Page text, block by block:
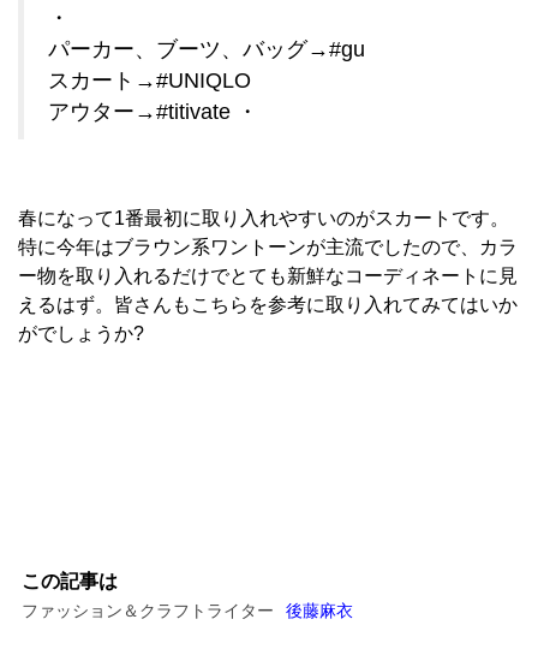
・
パーカー、ブーツ、バッグ→#gu
スカート→#UNIQLO
アウター→#titivate ・
春になって1番最初に取り入れやすいのがスカートです。
特に今年はブラウン系ワントーンが主流でしたので、カラ
ー物を取り入れるだけでとても新鮮なコーディネートに見
えるはず。皆さんもこちらを参考に取り入れてみてはいか
がでしょうか?
この記事は
ファッション＆クラフトライター 後藤麻衣